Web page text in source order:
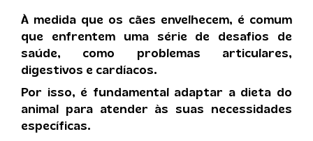
À medida que os cães envelhecem, é comum
que enfrentem uma série de desafios de
saúde, como problemas articulares,
digestivos e cardíacos.
Por isso, é fundamental adaptar a dieta do
animal para atender às suas necessidades
específicas.